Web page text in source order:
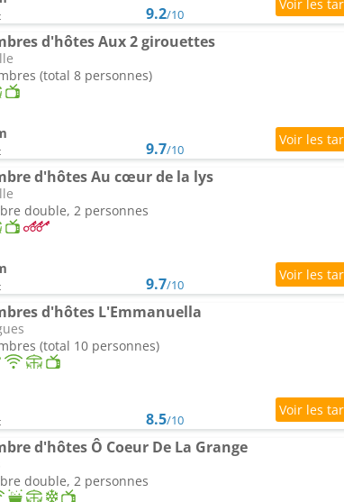
9.2/10
d'hôtes Aux 2 girouettes
(total 8 personnes)
9.7/10
d'hôtes Au cœur de la lys
double, 2 personnes
9.7/10
d'hôtes L'Emmanuella
(total 10 personnes)
8.5/10
d'hôtes Ô Coeur De La Grange
double, 2 personnes